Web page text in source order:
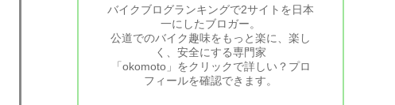
バイクブログランキングで2サイトを日本
一にしたブロガー。
公道でのバイク趣味をもっと楽に、楽し
く、安全にする専門家
「okomoto」をクリックで詳しい？プロ
フィールを確認できます。